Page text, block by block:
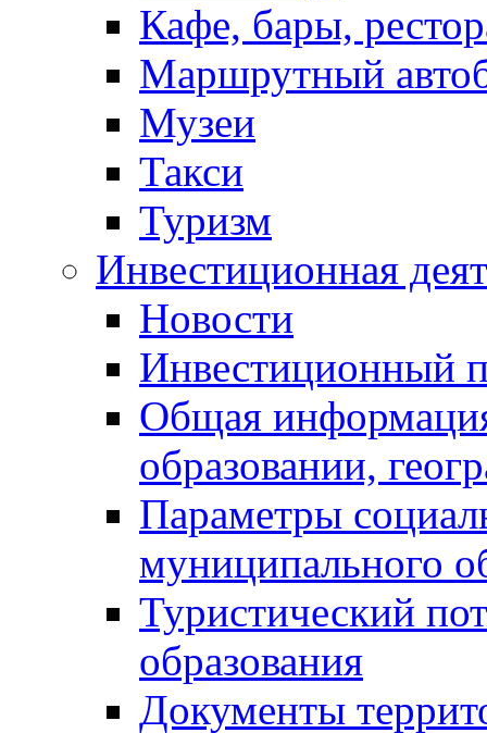
Кафе, бары,
Маршрутный
Музеи
Такси
Туризм
Инвестиционная
Новости
Инвестиционный
Общая
образовании,
Параметры
муниципального
Туристический
образования
Документы